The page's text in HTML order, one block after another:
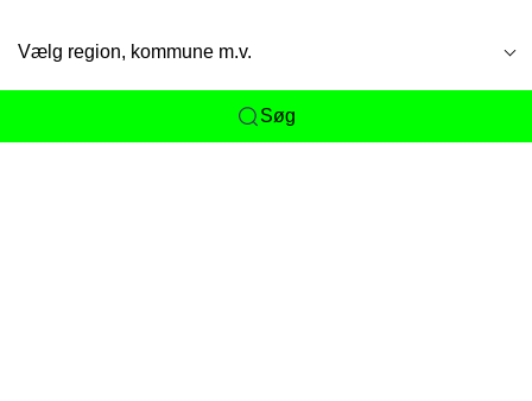
Vælg region, kommune m.v.
Søg